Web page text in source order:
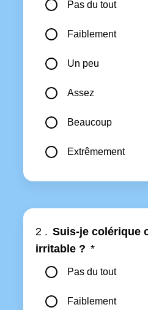
Pas du tout
Faiblement
Un peu
Assez
Beaucoup
Extrêmement
2 . Suis-je colérique
irritable ? *
Pas du tout
Faiblement